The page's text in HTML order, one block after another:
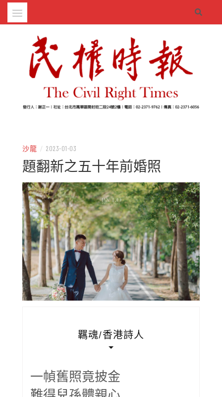
Skip
沙龍 / 2023-01-03
題翻新之五十年前婚照
羈魂/香港詩人
一幀舊照竟披金